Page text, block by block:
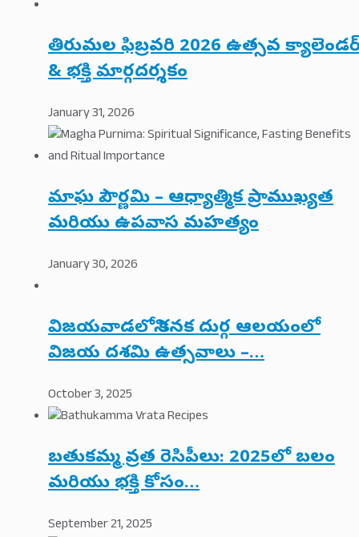
తిరుమల ఫిబ్రవరి 2026 ఉత్సవ
& భక్తి మార్గదర్శకం
January 31, 2026
మాఘ పౌర్ణమి – ఆధ్యాత్మిక ప్రాముఖ్యత
మరియు ఉపవాస మహత్యం
January 30, 2026
విజయవాడలోని కనక దుర్గ ఆలయంలో
విజయ దశమి ఉత్సవాలు –…
October 3, 2025
బతుకమ్మ వ్రత రెసిపీలు: 2025లో బలం
మరియు భక్తి కోసం…
September 21, 2025